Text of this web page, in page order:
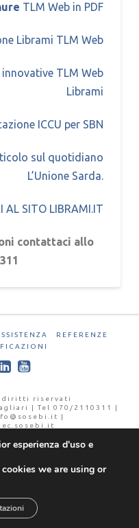
TLM Web in PDF
Librami TLM Web
TLM Web
Librami
ICCU per SBN
sul quotidiano
L’Unione Sarda.
AL SITO LIBRAMI.IT
contattaci allo
REFERENZE
diritti riservati
| Tel 070/2110311 |
|
esperienza d'uso e
we are using or